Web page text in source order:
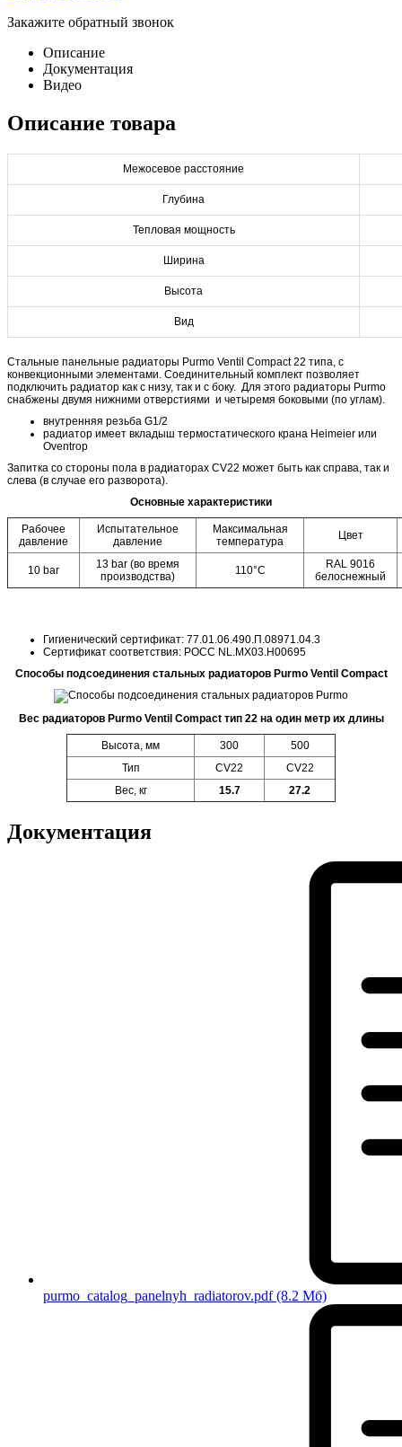
Закажите обратный звонок
Описание
Документация
Видео
Описание товара
Межосевое расстояние
Глубина
Тепловая мощность
Ширина
Высота
Вид
Стальные панельные радиаторы Purmo Ventil Compact 22 типа, с
конвекционными элементами. Cоединительный комплект позволяет
подключить радиатор как с низу, так и с боку. Для этого радиаторы Purmo
снабжены двумя нижними отверстиями и четыремя боковыми (по углам).
внутренняя резьба G1/2
радиатор имеет вкладыш термостатического крана Heimeier или
Oventrop
Запитка со стороны пола в радиаторах CV22 может быть как справа, так и
слева (в случае его разворота).
Основные характеристики
Рабочее
давление
Испытательное
давление
Максимальная
температура
Цвет
10 bar
13 bar (во время
производства)
110°C
RAL 9016
белоснежный
Гигиенический сертификат: 77.01.06.490.П.08971.04.3
Сертификат соответствия: POCC NL.MX03.H00695
Способы подсоединения стальных радиаторов Purmo Ventil Compact
Вес радиаторов Purmo Ventil Compact тип 22 на один метр их длины
Высота, мм 300
500
Тип
CV22
CV22
Вес, кг
15.7 27.2
Документация
purmo_catalog_panelnyh_radiatorov.pdf(8.2 Мб)